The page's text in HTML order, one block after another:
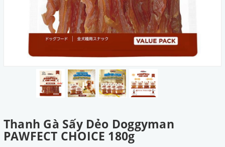
Thanh Gà Sấy Dẻo Doggyman
PAWFECT CHOICE 180g